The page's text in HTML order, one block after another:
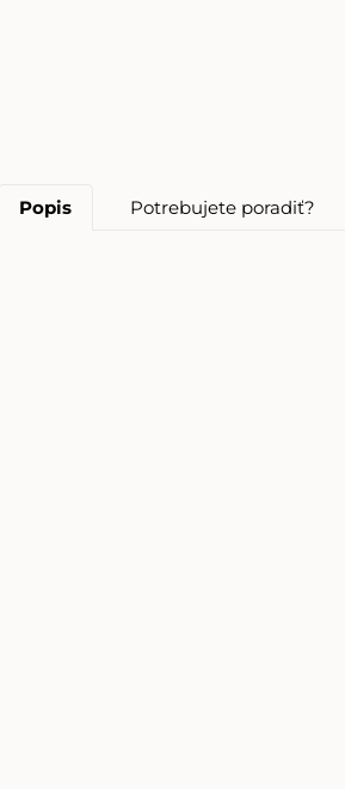
Popis Potrebujete poradiť?